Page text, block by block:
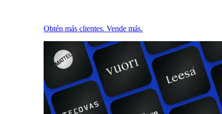
Obtén más clientes. Vende más.